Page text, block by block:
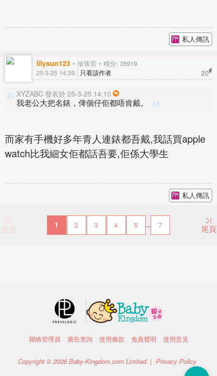
私人傳訊
lilysun123 珍珠宮 積分: 35919
20#
25-3-25 14:39 只看該作者
XYZABC 發表於 25-3-25 14:10
我老公大把名錶，俾個仔佢都唔肯戴。
而家有手機好多年青人連錶都吾戴,我話買apple
watch比我細女佢都話吾要,佢係大學生
私人傳訊
首頁 1 2 3 4 5 ... 7 尾頁
聯絡管理員 廣告查詢 使用條款 免責聲明 使用意見
Copyright © 2026 Baby-Kingdom.com Limited. | Privacy Policy